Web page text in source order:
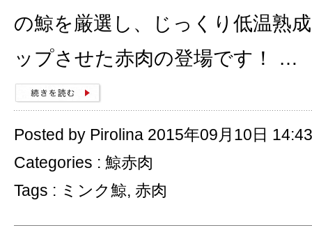
の鯨を厳選し、じっくり低温熟
ップさせた赤肉の登場です！ …
Posted by Pirolina 2015年09月10日 14:43
Categories : 鯨赤肉
Tags : ミンク鯨, 赤肉